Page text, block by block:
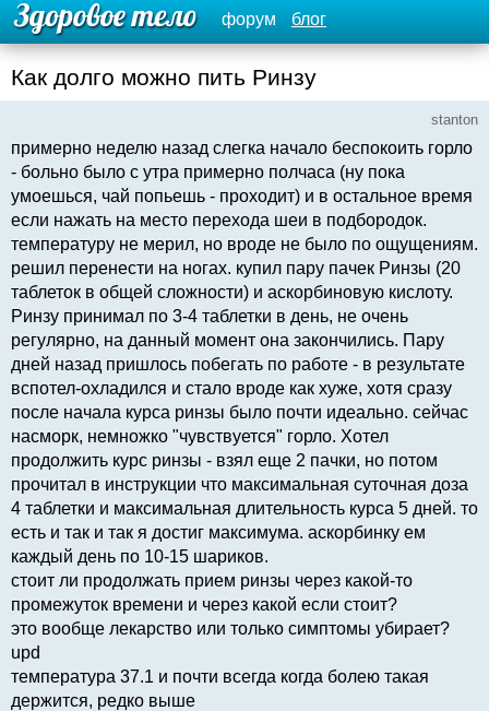
форум блог
Как долго можно пить Ринзу
stanton
примерно неделю назад слегка начало беспокоить горло
- больно было с утра примерно полчаса (ну пока
умоешься, чай попьешь - проходит) и в остальное время
если нажать на место перехода шеи в подбородок.
температуру не мерил, но вроде не было по ощущениям.
решил перенести на ногах. купил пару пачек Ринзы (20
таблеток в общей сложности) и аскорбиновую кислоту.
Ринзу принимал по 3-4 таблетки в день, не очень
регулярно, на данный момент она закончились. Пару
дней назад пришлось побегать по работе - в результате
вспотел-охладился и стало вроде как хуже, хотя сразу
после начала курса ринзы было почти идеально. сейчас
насморк, немножко "чувствуется" горло. Хотел
продолжить курс ринзы - взял еще 2 пачки, но потом
прочитал в инструкции что максимальная суточная доза
4 таблетки и максимальная длительность курса 5 дней. то
есть и так и так я достиг максимума. аскорбинку ем
каждый день по 10-15 шариков.
стоит ли продолжать прием ринзы через какой-то
промежуток времени и через какой если стоит?
это вообще лекарство или только симптомы убирает?
upd
температура 37.1 и почти всегда когда болею такая
держится, редко выше